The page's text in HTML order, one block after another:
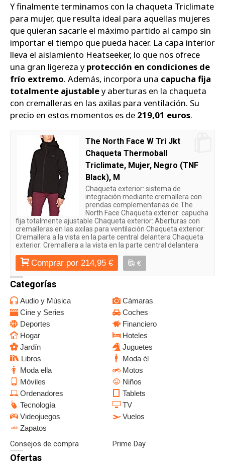
Y finalmente terminamos con la chaqueta Triclimate
para mujer, que resulta ideal para aquellas mujeres
que quieran sacarle el máximo partido al campo sin
importar el tiempo que pueda hacer. La capa interior
lleva el aislamiento Heatseeker, lo que nos ofrece
una gran ligereza yprotección en condiciones de
frío extremo. Además, incorpora una capucha fija
totalmente ajustabley aberturas en la chaqueta
con cremalleras en las axilas para ventilación. Su
precio en estos momentos es de 219,01 euros.
The North Face W Tri Jkt
Chaqueta Thermoball
Triclimate, Mujer, Negro (TNF
Black), M
Chaqueta exterior: sistema de
integración mediante cremallera con
prendas complementarias de The
North Face Chaqueta exterior: capucha
fija totalmente ajustable Chaqueta exterior: Aberturas con
cremalleras en las axilas para ventilación Chaqueta exterior:
Cremallera a la vista en la parte central delantera Chaqueta
exterior: Cremallera a la vista en la parte central delantera
Comprar por 214,95 € €
Categorías
Audio y Música
Cámaras
Cine y Series
Coches
Deportes
Financiero
Hogar
Hoteles
Jardín
Juguetes
Libros
Moda él
Moda ella
Motos
Móviles
Niños
Ordenadores
Tablets
Tecnología
TV
Videojuegos
Vuelos
Zapatos
Consejos de compra Prime Day
Ofertas